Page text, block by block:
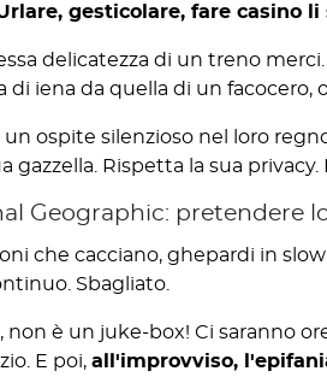
gesticolare, fare casino
delicatezza di un treno
iena da quella di un facocero,
ospite silenzioso nel loro
gazzella. Rispetta la sua privacy.
Geographic: pretendere
che cacciano, ghepardi in
Sbagliato.
, non è un juke-box! Ci saranno
E poi, all'improvviso,